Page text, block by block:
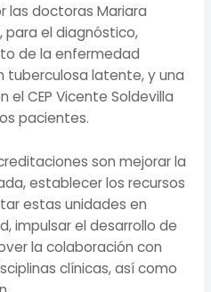
las doctoras Mariara
para el diagnóstico,
de la enfermedad
tuberculosa latente, y una
el CEP Vicente Soldevilla
pacientes.
son mejorar la
establecer los recursos
estas unidades en
impulsar el desarrollo de
la colaboración con
clínicas, así como